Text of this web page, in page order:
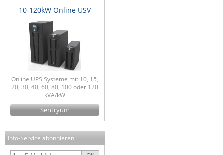
10-120kW Online USV
Online UPS Systeme mit 10, 15,
20, 30, 40, 60, 80, 100 oder 120
kVA/kW
Sentryum
Info-Service abonnieren